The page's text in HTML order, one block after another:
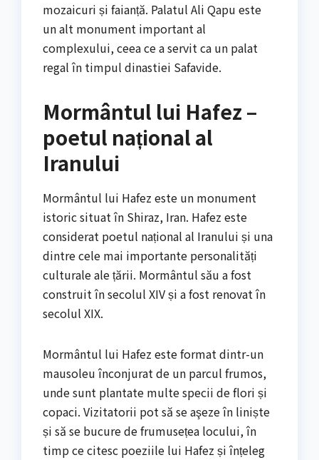
mozaicuri și faianță. Palatul Ali Qapu este
un alt monument important al
complexului, ceea ce a servit ca un palat
regal în timpul dinastiei Safavide.
Mormântul lui Hafez –
poetul național al
Iranului
Mormântul lui Hafez este un monument
istoric situat în Shiraz, Iran. Hafez este
considerat poetul național al Iranului și una
dintre cele mai importante personalități
culturale ale țării. Mormântul său a fost
construit în secolul XIV și a fost renovat în
secolul XIX.
Mormântul lui Hafez este format dintr-un
mausoleu înconjurat de un parcul frumos,
unde sunt plantate multe specii de flori și
copaci. Vizitatorii pot să se aşeze în liniște
și să se bucure de frumusețea locului, în
timp ce citesc poeziile lui Hafez și înțeleg